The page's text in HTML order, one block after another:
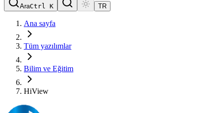
AraCtrl K TR
Ana sayfa
Tüm yazılımlar
Bilim ve Eğitim
HiView